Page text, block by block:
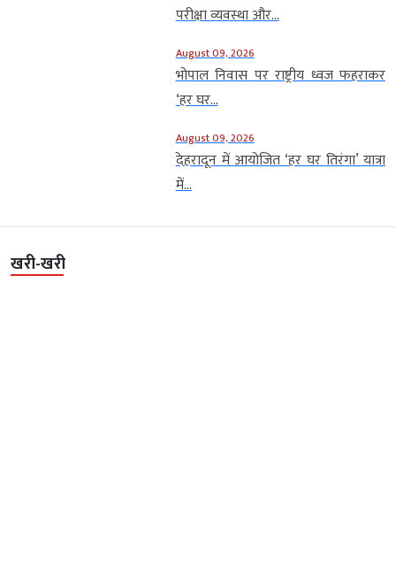
परीक्षा व्यवस्था और...
August 09, 2026
भोपाल निवास पर राष्ट्रीय ध्वज फहराकर
‘हर घर...
August 09, 2026
देहरादून में आयोजित ‘हर घर तिरंगा’ यात्रा
में...
खरी-खरी